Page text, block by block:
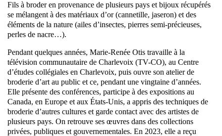
Fils à broder en provenance de plusieurs pays et bijoux récupérés
se mélangent à des matériaux d’or (cannetille, jaseron) et des
éléments de la nature (ailes d’insectes, pierres semi-précieuses,
perles de nacre…).
Pendant quelques années, Marie-Renée Otis travaille à la
télévision communautaire de Charlevoix (TV-CO), au Centre
d’études collégiales en Charlevoix, puis ouvre son atelier de
broderie d’art au public et ce, pendant une vingtaine d’années.
Elle présente des conférences, participe à des expositions au
Canada, en Europe et aux États-Unis, a appris des techniques de
broderie d’autres cultures et garde contact avec des artistes de
plusieurs pays. On retrouve ses œuvres dans des collections
privées, publiques et gouvernementales. En 2023, elle a reçu